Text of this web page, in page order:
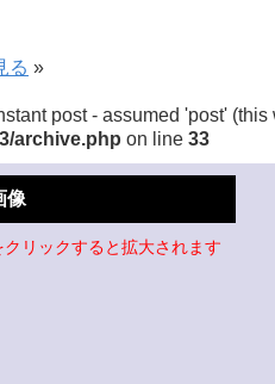
る »
post - assumed 'post'
archive.php on line 33
像
クリックすると拡大されます